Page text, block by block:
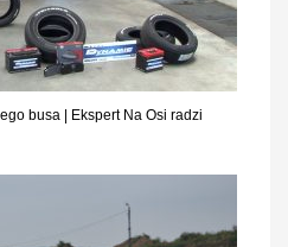
busa | Ekspert Na Osi radzi